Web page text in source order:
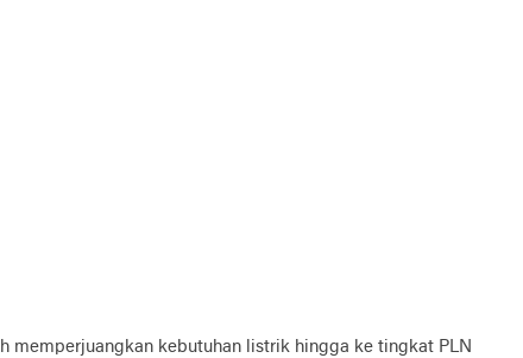
memperjuangkan kebutuhan listrik hingga ke tingkat PLN